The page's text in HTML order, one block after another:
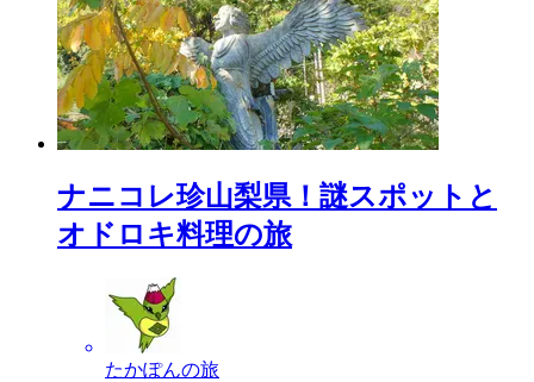
ナニコレ珍山梨県！謎スポットと
オドロキ料理の旅
たかぽんの旅